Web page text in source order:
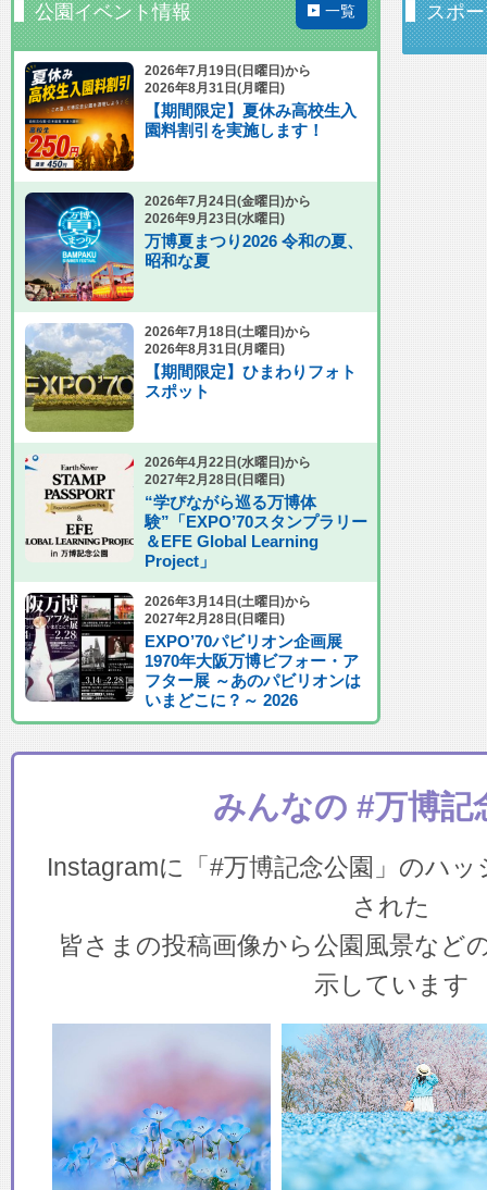
公園イベント情報 一覧
2026年7月19日(日曜日)から
2026年8月31日(月曜日)
【期間限定】夏休み高校生入
園料割引を実施します！
2026年7月24日(金曜日)から
2026年9月23日(水曜日)
万博夏まつり2026 令和の夏、
昭和な夏
2026年7月18日(土曜日)から
2026年8月31日(月曜日)
【期間限定】ひまわりフォト
スポット
2026年4月22日(水曜日)から
2027年2月28日(日曜日)
“学びながら巡る万博体
験”「EXPO’70スタンプラリー
＆EFE Global Learning
Project」
2026年3月14日(土曜日)から
2027年2月28日(日曜日)
EXPO’70パビリオン企画展
1970年大阪万博ビフォー・ア
フター展 ～あのパビリオンは
いまどこに？～ 2026
スポ
みんなの #万博記
Instagramに「#万博記念公園」のハ
された
皆さまの投稿画像から公園風景など
示しています